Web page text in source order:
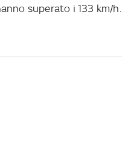
superato i 133 km/h.